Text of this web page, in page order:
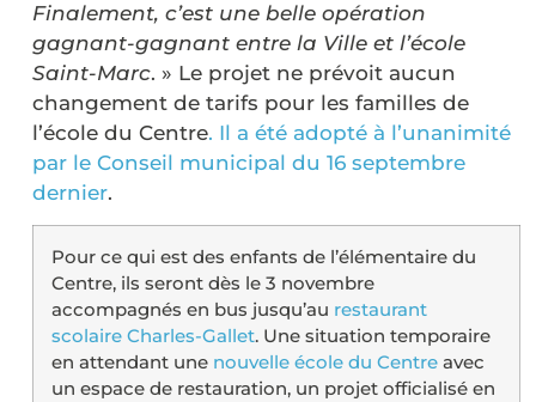
Finalement, c’est une belle opération
gagnant-gagnant entre la Ville et l’école
Saint-Marc. » Le projet ne prévoit aucun
changement de tarifs pour les familles de
l’école du Centre. Il a été adopté à l’unanimité
par le Conseil municipal du 16 septembre
dernier.
Pour ce qui est des enfants de l’élémentaire du
Centre, ils seront dès le 3 novembre
accompagnés en bus jusqu’au restaurant
scolaire Charles-Gallet. Une situation temporaire
en attendant une nouvelle école du Centre avec
un espace de restauration, un projet officialisé en